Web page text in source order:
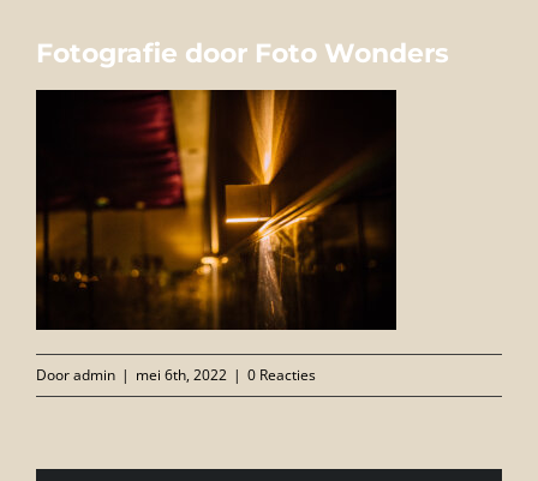
FOTO’S
OPENINGSTIJDEN
GIFTCARD
CONTACT
Fotografie door Foto Wonders
Dooradmin | mei 6th, 2022 | 0 Reacties